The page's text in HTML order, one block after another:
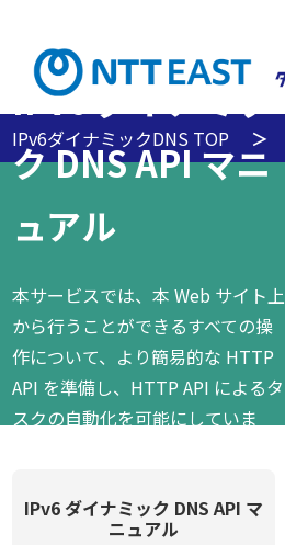
IPv6ダイナミックDNS TOP
IPv6 ダイナミッ
ク DNS API マニ
ュアル
本サービスでは、本 Web サイト上
から行うことができるすべての操
作について、より簡易的な HTTP
API を準備し、HTTP API によるタ
スクの自動化を可能にしていま
いて説明します。
IPv6 ダイナミック DNS API マ
ニュアル